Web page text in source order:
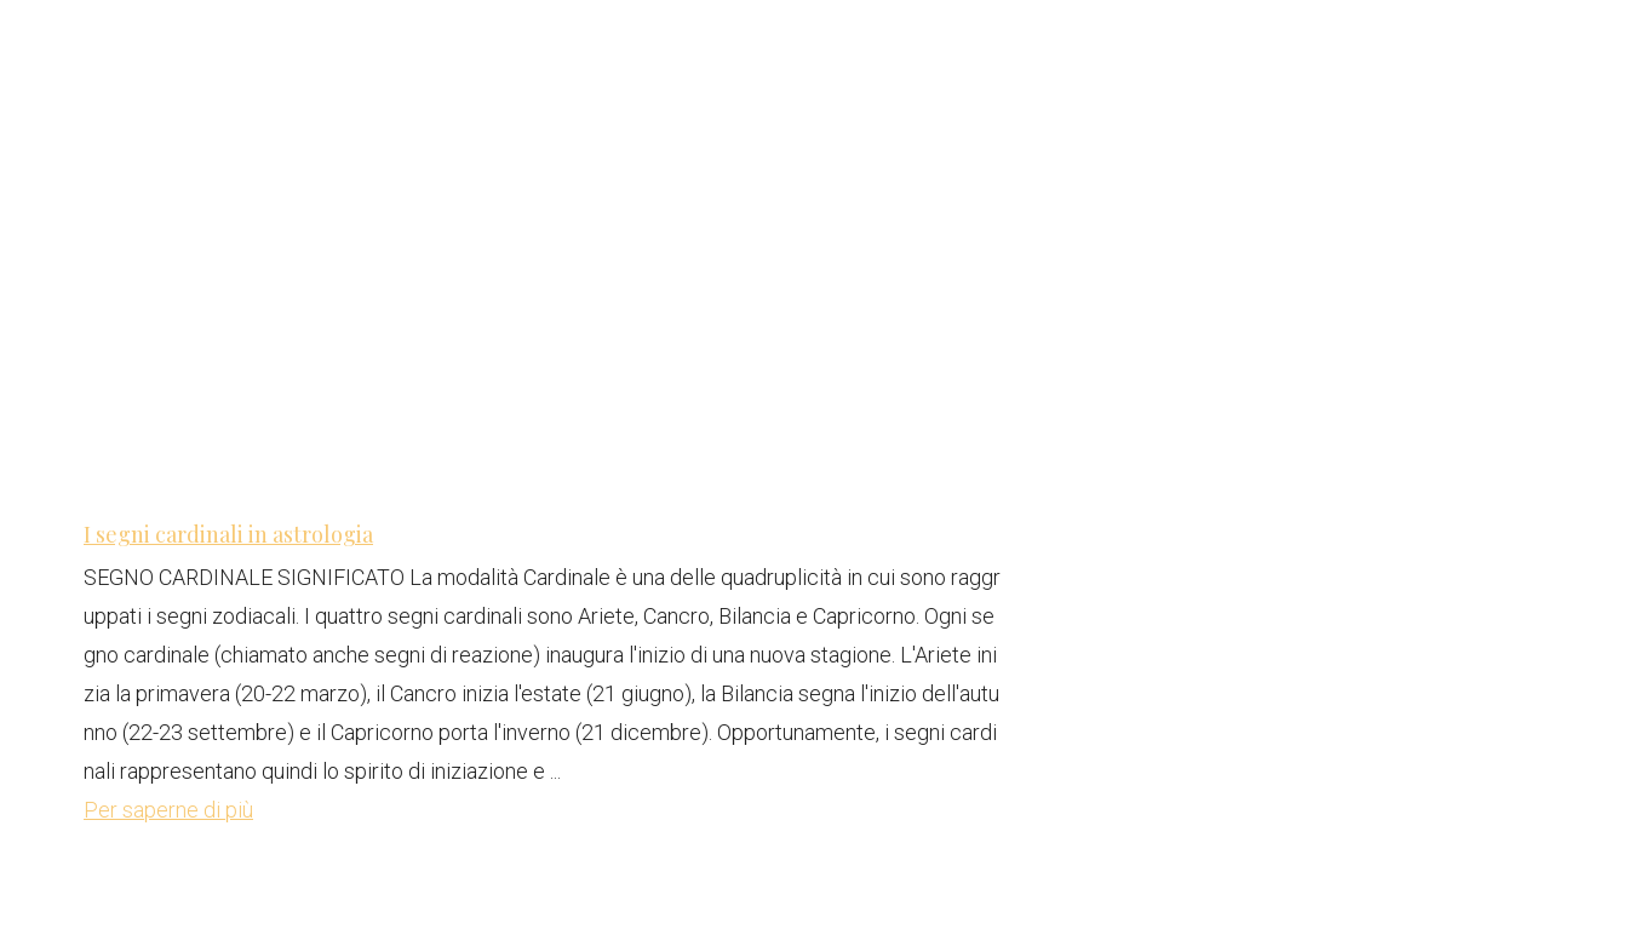
I segni cardinali in astrologia
SEGNO CARDINALE SIGNIFICATO La modalità Cardinale è una delle quadruplicità in cui sono raggr
uppati i segni zodiacali. I quattro segni cardinali sono Ariete, Cancro, Bilancia e Capricorno. Ogni se
gno cardinale (chiamato anche segni di reazione) inaugura l'inizio di una nuova stagione. L'Ariete ini
zia la primavera (20-22 marzo), il Cancro inizia l'estate (21 giugno), la Bilancia segna l'inizio dell'autu
nno (22-23 settembre) e il Capricorno porta l'inverno (21 dicembre). Opportunamente, i segni cardi
nali rappresentano quindi lo spirito di iniziazione e ...
Per saperne di più